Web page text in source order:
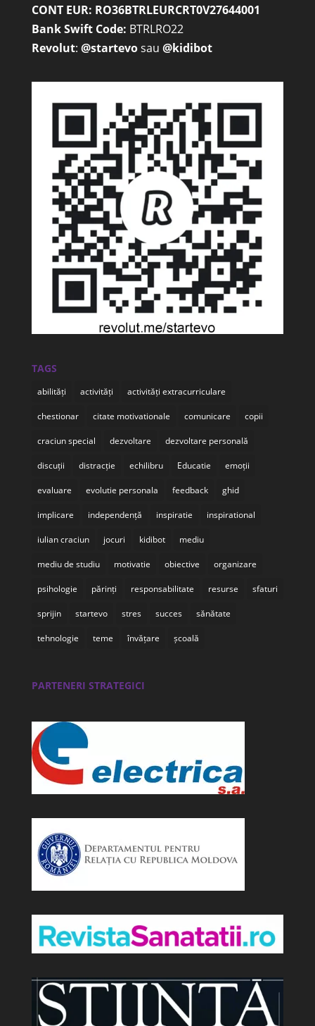
CONT EUR: RO36BTRLEURCRT0V27644001
Bank Swift Code: BTRLRO22
Revolut: @startevosau @kidibot
TAGS
abilități activități activități extracurriculare
chestionar citate motivationale comunicare copii
craciun special dezvoltare dezvoltare personală
discuții distracție echilibru Educatie emoții
evaluare evolutie personala feedback ghid
implicare independență inspiratie inspirational
iulian craciun jocuri kidibot mediu
mediu de studiu motivatie obiective organizare
psihologie părinți responsabilitate resurse sfaturi
sprijin startevo stres succes sănătate
tehnologie teme învățare școală
PARTENERI STRATEGICI